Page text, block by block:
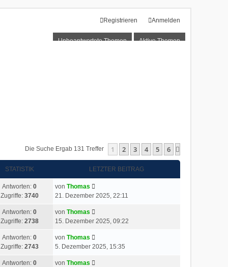
Anmelden
Registrieren
Unbeantwortete Themen Aktive Themen
Die Suche Ergab 131 Treffer 1 2 3 4 5 6
STATISTIK LETZTER BEITRAG
Antworten: 0
Zugriffe: 3740
von Thomas
21. Dezember 2025, 22:11
Antworten: 0
Zugriffe: 2738
von Thomas
15. Dezember 2025, 09:22
Antworten: 0
Zugriffe: 2743
von Thomas
5. Dezember 2025, 15:35
Antworten: 0
von Thomas